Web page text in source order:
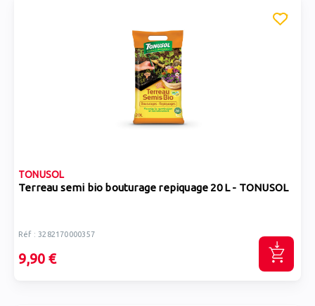
TONUSOL
Terreau semi bio bouturage repiquage 20 L - TONUSOL
Réf : 3282170000357
9,90 €